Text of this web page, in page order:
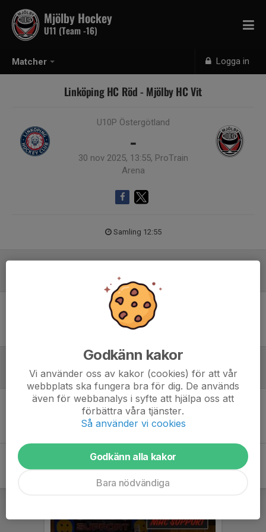
Matcher Logga in
Mjölby Hockey
U11 (Team -16)
Linköping HC Röd - Mjölby HC Vit
U10P Östergötland
-
30 nov 2025, 13:55, ProTrain
Arena
Samling 12:55
Ingen uppställning ifylld
Referat
Inget referat skrivet
Godkänn kakor
Vi använder oss av kakor (cookies) för att vår
webbplats ska fungera bra för dig. De används
även för webbanalys i syfte att hjälpa oss att
förbättra våra tjänster.
Så använder vi cookies
Godkänn alla kakor
Bara nödvändiga